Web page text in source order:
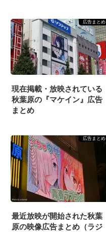
広告まとめ
現在掲載・放映されている
秋葉原の『マケイン』広告
まとめ
広告まとめ
最近放映が開始された秋葉
原の映像広告まとめ（ラジ